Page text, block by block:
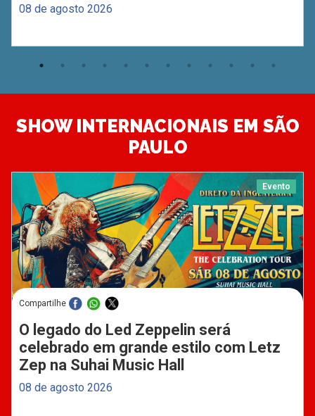
08 de agosto 2026
SHOW INTERNACIONAIS EM SÃO
PAULO
Evento
Compartilhe
O legado do Led Zeppelin será
celebrado em grande estilo com Letz
Zep na Suhai Music Hall
08 de agosto 2026